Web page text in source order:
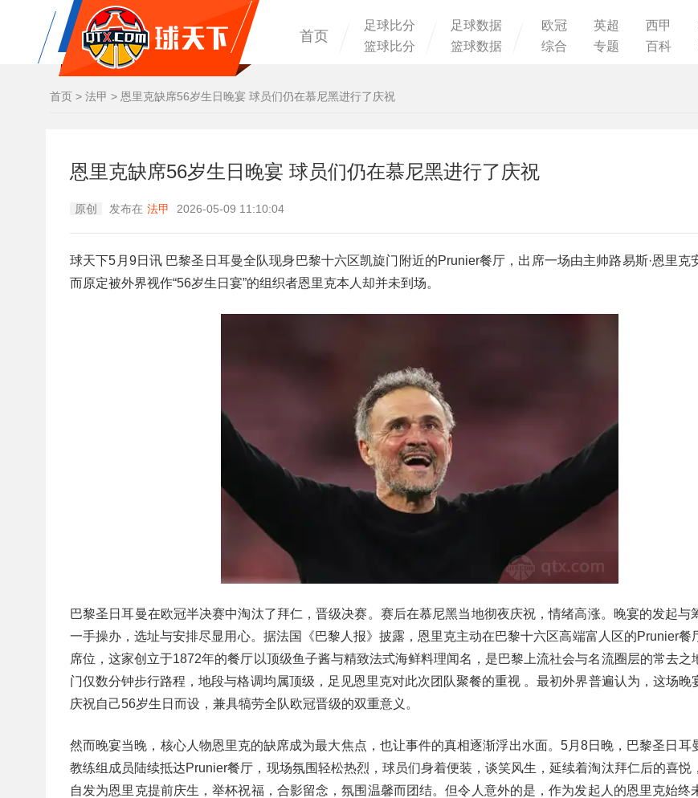
首页
足球比分
篮球比分
足球数据
篮球数据
欧冠 英超 西甲
综合
专题 百科
首页 > 法甲 > 恩里克缺席56岁生日晚宴 球员们仍在慕尼黑进行了庆祝
恩里克缺席56岁生日晚宴 球员们仍在慕尼黑进行了庆祝
原创 发布在 法甲 2026-05-09 11:10:04
球天下5月9日讯 巴黎圣日耳曼全队现身巴黎十六区凯旋门附近的Prunier餐厅，出席一场由主帅路易斯·恩里克
而原定被外界视作“56岁生日宴”的组织者恩里克本人却并未到场。
巴黎圣日耳曼在欧冠半决赛中淘汰了拜仁，晋级决赛。赛后在慕尼黑当地彻夜庆祝，情绪高涨。晚宴的发起与
一手操办，选址与安排尽显用心。据法国《巴黎人报》披露，恩里克主动在巴黎十六区高端富人区的Prunier餐
席位，这家创立于1872年的餐厅以顶级鱼子酱与精致法式海鲜料理闻名，是巴黎上流社会与名流圈层的常去之
门仅数分钟步行路程，地段与格调均属顶级，足见恩里克对此次团队聚餐的重视 。最初外界普遍认为，这场晚
庆祝自己56岁生日而设，兼具犒劳全队欧冠晋级的双重意义。
然而晚宴当晚，核心人物恩里克的缺席成为最大焦点，也让事件的真相逐渐浮出水面。5月8日晚，巴黎圣日耳
教练组成员陆续抵达Prunier餐厅，现场氛围轻松热烈，球员们身着便装，谈笑风生，延续着淘汰拜仁后的喜悦
自发为恩里克提前庆生，举杯祝福，合影留念，氛围温馨而团结。但令人意外的是，作为发起人的恩里克始终